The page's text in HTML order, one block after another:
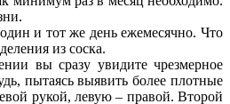
и тот же день ежемесячно. Что
из соска.
вы сразу увидите чрезмерное
пытаясь выявить более плотные
рукой, левую – правой. Второй